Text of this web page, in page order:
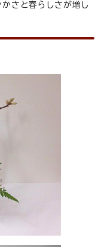
さと春らしさが増し